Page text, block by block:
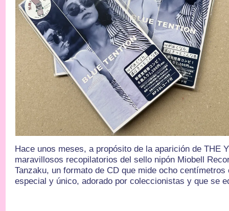
Hace unos meses, a propósito de la aparición de THE
maravillosos recopilatorios del sello nipón Miobell
Tanzaku, un formato de CD que mide ocho
especial y único, adorado por coleccionistas y que se